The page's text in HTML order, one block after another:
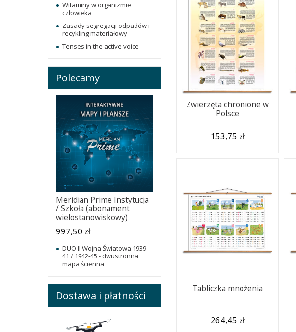
Zwierzęta chronione w
Polsce
153,75 zł
Tabliczka mnożenia
264,45 zł
Witaminy w organizmie
człowieka
Zasady segregacji odpadów i
recykling materiałowy
Tenses in the active voice
Polecamy
Meridian Prime Instytucja
/ Szkoła (abonament
wielostanowiskowy)
997,50 zł
DUO II Wojna Światowa 1939-
41 / 1942-45 - dwustronna
mapa ścienna
Dostawa i płatności